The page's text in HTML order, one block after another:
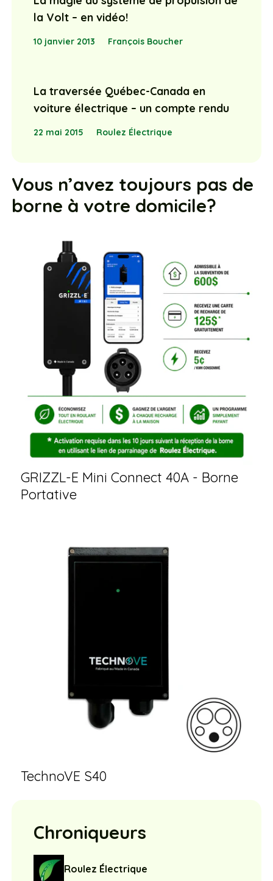
la Volt – en vidéo!
10 janvier 2013 François Boucher
La traversée Québec-Canada en
voiture électrique – un compte rendu
22 mai 2015 Roulez Électrique
Vous n’avez toujours pas de
borne à votre domicile?
GRIZZL-E Mini Connect 40A - Borne
Portative
TechnoVE S40
Chroniqueurs
Roulez Électrique